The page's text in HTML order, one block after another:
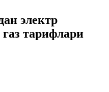
электр
тарифлари